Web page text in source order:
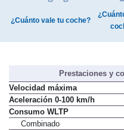
¿Cuánto vale tu coche?
Prestaciones y
Velocidad máxima
Aceleración 0-100 km/h
Consumo WLTP
Combinado